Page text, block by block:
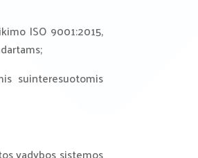
ISO 9001:2015,
suinteresuotomis